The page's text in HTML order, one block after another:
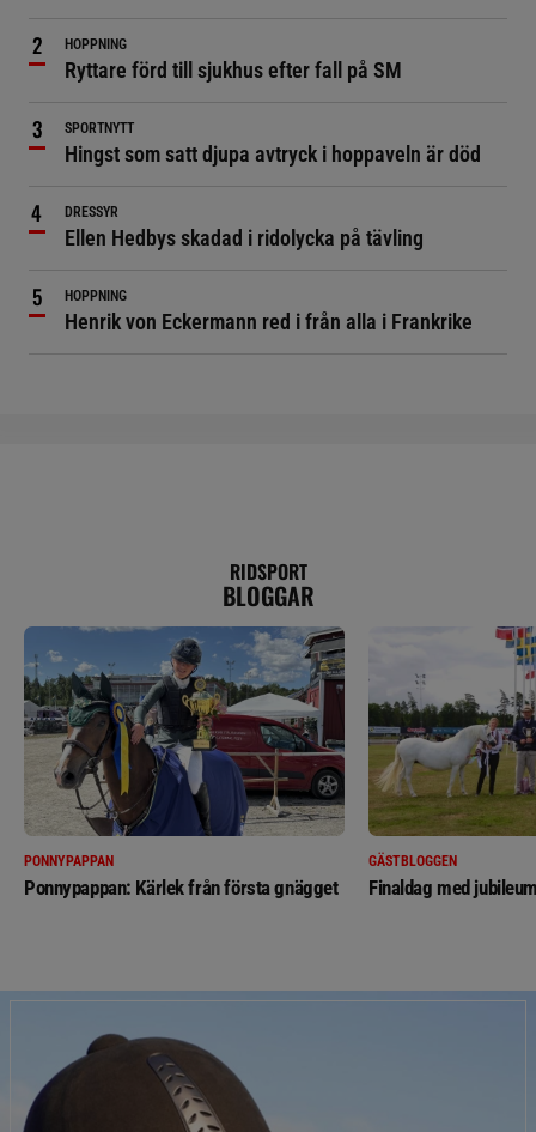
HOPPNING
Ryttare förd till sjukhus efter fall på SM
SPORTNYTT
Hingst som satt djupa avtryck i hoppaveln är död
DRESSYR
Ellen Hedbys skadad i ridolycka på tävling
HOPPNING
Henrik von Eckermann red i från alla i Frankrike
RIDSPORT
BLOGGAR
PONNYPAPPAN
Ponnypappan: Kärlek från första gnägget
GÄSTBLOGGEN
Finaldag med